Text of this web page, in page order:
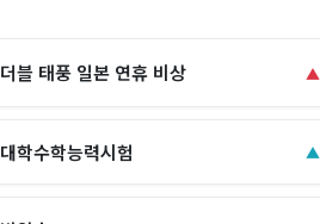
더블 태풍 일본 연휴 비상 ▲
대학수학능력시험 ▲